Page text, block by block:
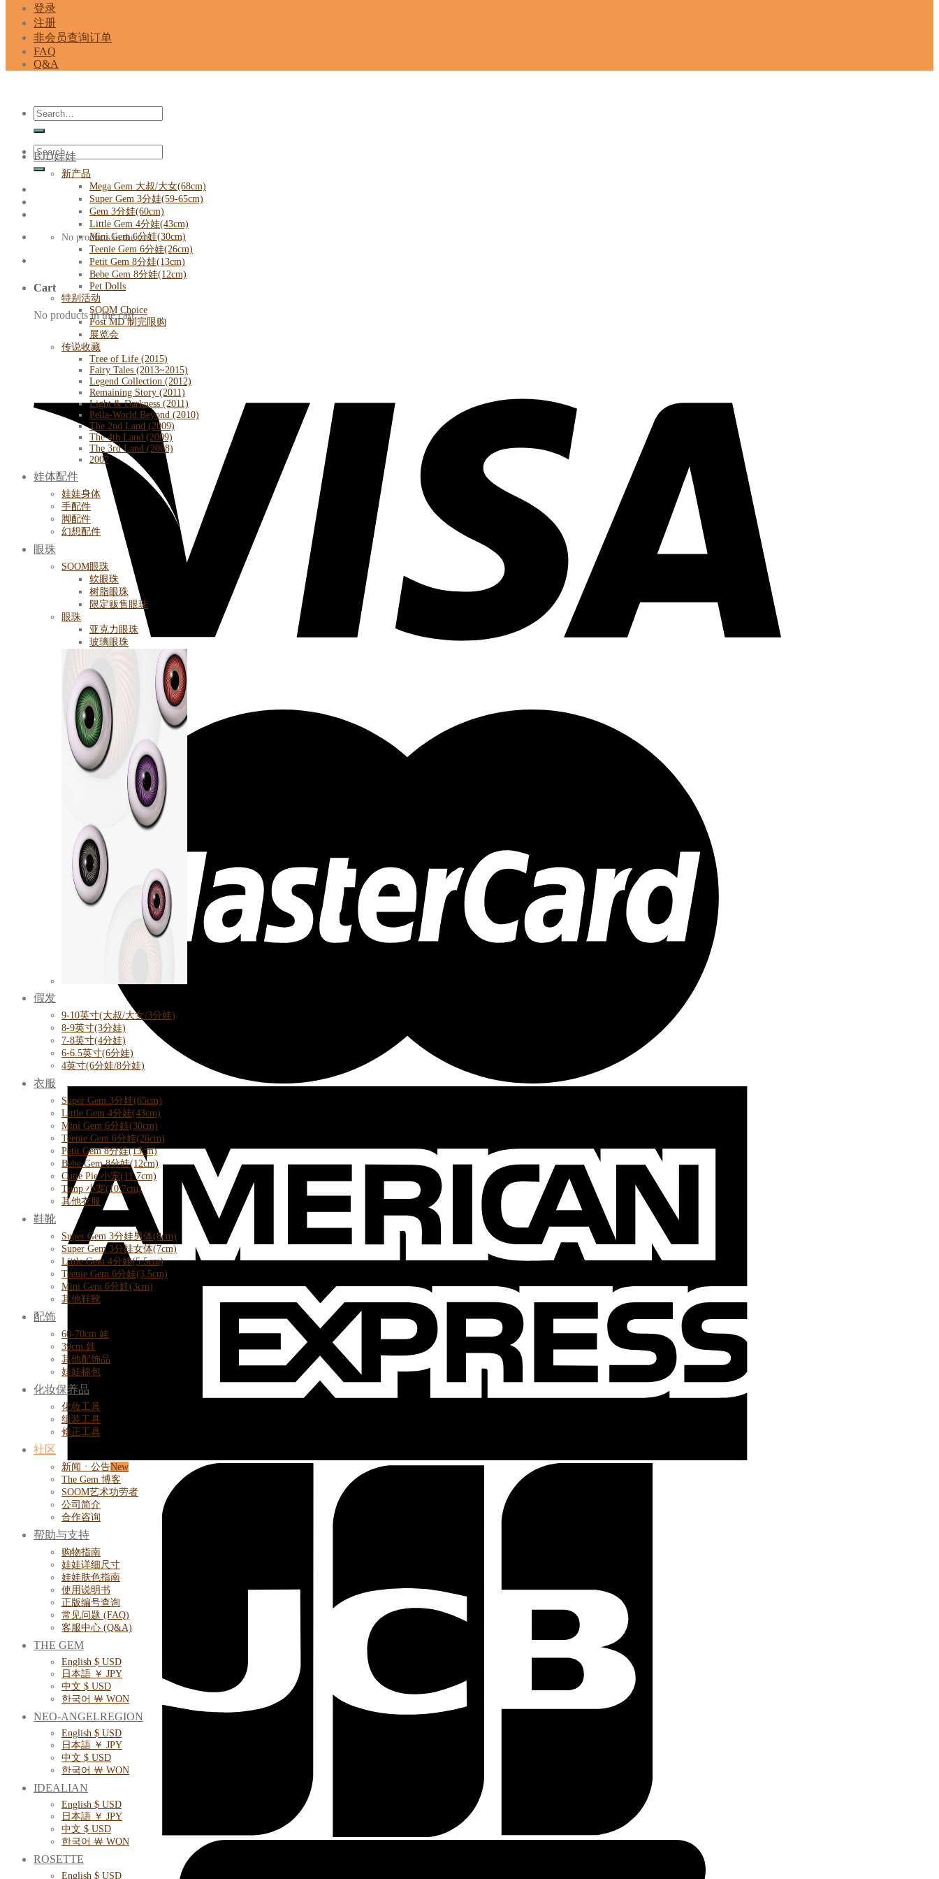
登录
注册
非会员查询订单
FAQ
Q&A
Search
for:
Search
for:
No products in the cart.
Cart
No products in the cart.
BJD娃娃
新产品
Mega Gem 大叔/大女(68cm)
Super Gem 3分娃(59-65cm)
Gem 3分娃(60cm)
Little Gem 4分娃(43cm)
Mini Gem 6分娃(30cm)
Teenie Gem 6分娃(26cm)
Petit Gem 8分娃(13cm)
Bebe Gem 8分娃(12cm)
Pet Dolls
特别活动
SOOM Choice
Post MD 制完限购
展览会
传说收藏
Tree of Life (2015)
Fairy Tales (2013~2015)
Legend Collection (2012)
Remaining Story (2011)
Light & Darkness (2011)
Pella-World Beyond (2010)
The 2nd Land (2009)
The 4th Land (2009)
The 3rd Land (2008)
2007
娃体配件
娃娃身体
手配件
脚配件
幻想配件
眼珠
SOOM眼珠
软眼珠
树脂眼珠
限定贩售眼珠
眼珠
亚克力眼珠
玻璃眼珠
假发
9-10英寸(大叔/大女/3分娃)
8-9英寸(3分娃)
7-8英寸(4分娃)
6-6.5英寸(6分娃)
4英寸(6分娃/8分娃)
衣服
Super Gem 3分娃(65cm)
Little Gem 4分娃(43cm)
Mini Gem 6分娃(30cm)
Teenie Gem 6分娃(26cm)
Petit Gem 8分娃(13cm)
Bebe Gem 8分娃(12cm)
Cutie Pie 小宠(11.7cm)
Timp 小宠(10.7cm)
其他衣服
鞋靴
Super Gem 3分娃男体(8cm)
Super Gem 3分娃女体(7cm)
Little Gem 4分娃(5.5cm)
Teenie Gem 6分娃(3.5cm)
Mini Gem 6分娃(3cm)
其他鞋靴
配饰
60-70cm 娃
39cm 娃
其他配饰品
娃娃棉包
化妆保养品
化妆工具
组装工具
修正工具
社区
新闻ㆍ公告
The Gem 博客
SOOM艺术功劳者
公司简介
合作咨询
帮助与支持
购物指南
娃娃详细尺寸
娃娃肤色指南
使用说明书
正版编号查询
常见问题 (FAQ)
客服中心 (Q&A)
THE GEM
English $ USD
日本語 ￥ JPY
中文 $ USD
한국어 ￦ WON
NEO-ANGELREGION
English $ USD
日本語 ￥ JPY
中文 $ USD
한국어 ￦ WON
IDEALIAN
English $ USD
日本語 ￥ JPY
中文 $ USD
한국어 ￦ WON
ROSETTE
English $ USD